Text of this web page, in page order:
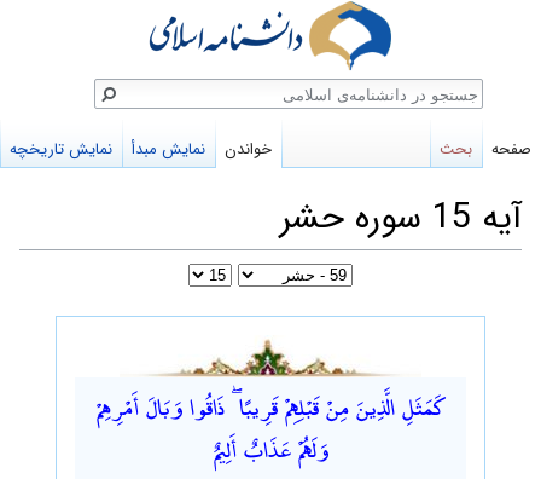
آیه 15 سوره حشر
كَمَثَلِ الَّذِينَ مِنْ قَبْلِهِمْ قَرِيبًا ۖ ذَاقُوا وَبَالَ أَمْرِهِمْ
وَلَهُمْ عَذَابٌ أَلِيمٌ
صفحه بحث خواندن نمایش مبدأ نمایش تاریخچه
جستجو